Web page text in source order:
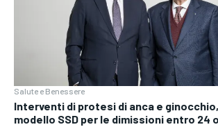
Salute e Benessere
Interventi di protesi di anca e
modello SSD per le dimissioni entro 24